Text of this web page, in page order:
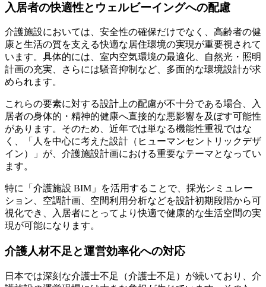
入居者の快適性とウェルビーイングへの配慮
介護施設においては、安全性の確保だけでなく、高齢者の健
康と生活の質を支える快適な居住環境の実現が重要視されて
います。具体的には、室内空気環境の最適化、自然光・照明
計画の充実、さらには騒音抑制など、多面的な環境設計が求
められます。
これらの要素に対する設計上の配慮が不十分である場合、入
居者の身体的・精神的健康へ直接的な悪影響を及ぼす可能性
があります。そのため、近年では単なる機能性重視ではな
く、「人を中心に考えた設計（ヒューマンセントリックデザ
イン）」が、介護施設計画における重要なテーマとなってい
ます。
特に「介護施設 BIM」を活用することで、採光シミュレー
ション、空調計画、空間利用分析などを設計初期段階から可
視化でき、入居者にとってより快適で健康的な生活空間の実
現が可能になります。
介護人材不足と運営効率化への対応
日本では深刻な介護士不足（介護士不足）が続いており、介